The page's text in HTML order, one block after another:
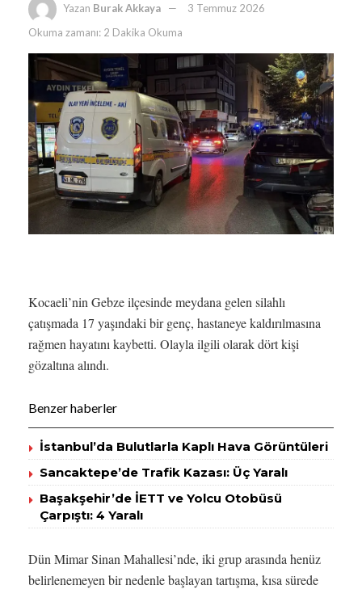
Yazan Burak Akkaya
3 Temmuz 2026
Okuma zamanı: 2 Dakika Okuma
Kocaeli’nin Gebze ilçesinde meydana gelen silahlı
çatışmada 17 yaşındaki bir genç, hastaneye kaldırılmasına
rağmen hayatını kaybetti. Olayla ilgili olarak dört kişi
gözaltına alındı.
Benzer haberler
İstanbul’da Bulutlarla Kaplı Hava Görüntüleri
Sancaktepe’de Trafik Kazası: Üç Yaralı
Başakşehir’de İETT ve Yolcu Otobüsü
Çarpıştı: 4 Yaralı
Dün Mimar Sinan Mahallesi’nde, iki grup arasında henüz
belirlenemeyen bir nedenle başlayan tartışma, kısa sürede